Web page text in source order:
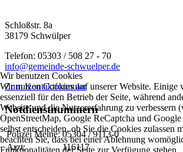
Schloßstr. 8a
38179 Schwülper
Telefon: 05303 / 508 27 - 70
info@gemeinde-schwuelper.de
Zum Kontaktformular
Notdienstnummern
Polizei Meine: 05304 / 9113-0
Arzt:
116117
Wir benutzen Cookies
Wir nutzen Cookies auf unserer Website. Einige
essenziell für den Betrieb der Seite, während
Website und die Nutzererfahrung zu verbessern
OpenStreetMap, Google ReCaptcha und
selbst entscheiden, ob Sie die Cookies zulassen
beachten Sie, dass bei einer Ablehnung
Funktionalitäten der Seite zur Verfügung stehen.